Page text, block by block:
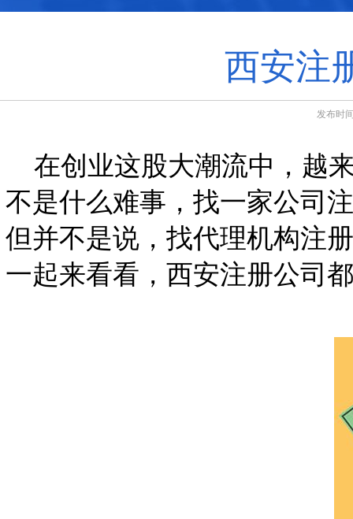
西安注
发布时
在创业这股大潮流中，越
不是什么难事，找一家公司
但并不是说，找代理机构注
一起来看看，西安注册公司